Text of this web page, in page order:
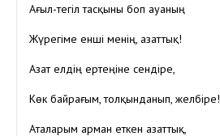
Ағыл-тегіл тасқыны боп ауаның
Жүрегіме енші менің, азаттық!
Азат елдің ертеңіне сендіре,
Көк байрағым, толқынданып, желбіре!
Аталарым арман еткен азаттық,